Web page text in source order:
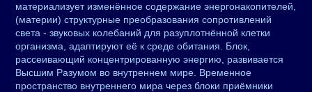
материализует изменённое содержание энергонакопителей,
(материи) структурные преобразования сопротивлений
света - звуковых колебаний для разуплотнённой клетки
организма, адаптируют её к среде обитания. Блок,
рассеивающий концентрированную энергию, развивается
Высшим Разумом во внутреннем мире. Временное
пространство внутреннего мира через блоки приёмники